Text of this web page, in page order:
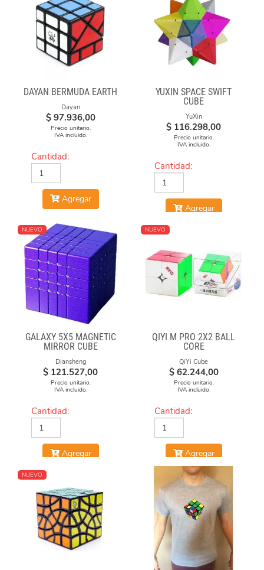
DAYAN BERMUDA EARTH
Dayan
$ 97.936,00
Precio unitario.
IVA incluido.
Cantidad:
Agregar
YUXIN SPACE SWIFT
CUBE
YuXin
$ 116.298,00
Precio unitario.
IVA incluido.
Cantidad:
Agregar
NUEVO
GALAXY 5X5 MAGNETIC
MIRROR CUBE
Diansheng
$ 121.527,00
Precio unitario.
IVA incluido.
Cantidad:
Agregar
NUEVO
QIYI M PRO 2X2 BALL
CORE
QiYi Cube
$ 62.244,00
Precio unitario.
IVA incluido.
Cantidad:
Agregar
NUEVO